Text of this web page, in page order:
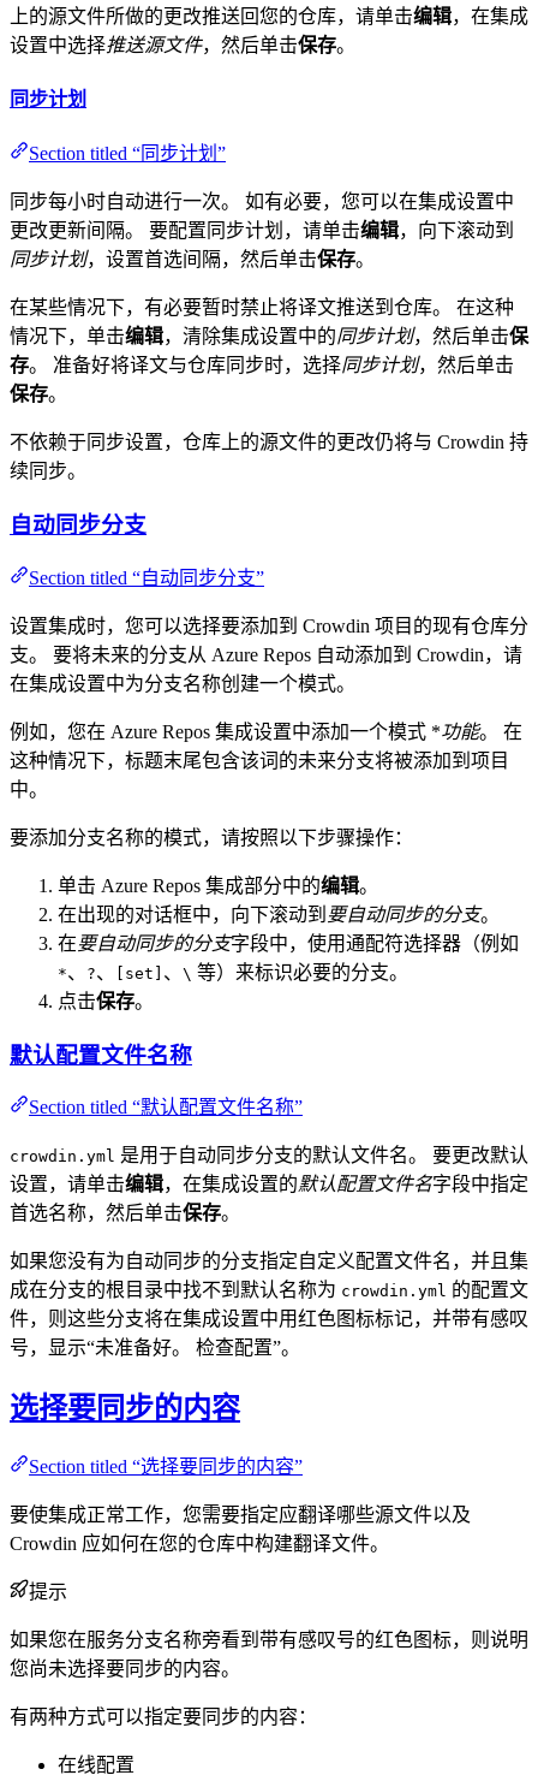
上的源文件所做的更改推送回您的仓库，请单击编辑，在集成
设置中选择推送源文件，然后单击保存。
同步计划
Section titled “同步计划”
同步每小时自动进行一次。 如有必要，您可以在集成设置中
更改更新间隔。 要配置同步计划，请单击编辑，向下滚动到
同步计划，设置首选间隔，然后单击保存。
在某些情况下，有必要暂时禁止将译文推送到仓库。 在这种
情况下，单击编辑，清除集成设置中的同步计划，然后单击保
存。 准备好将译文与仓库同步时，选择同步计划，然后单击
保存。
不依赖于同步设置，仓库上的源文件的更改仍将与 Crowdin 持
续同步。
自动同步分支
Section titled “自动同步分支”
设置集成时，您可以选择要添加到 Crowdin 项目的现有仓库分
支。 要将未来的分支从 Azure Repos 自动添加到 Crowdin，请
在集成设置中为分支名称创建一个模式。
例如，您在 Azure Repos 集成设置中添加一个模式 *功能。 在
这种情况下，标题末尾包含该词的未来分支将被添加到项目
中。
要添加分支名称的模式，请按照以下步骤操作：
单击 Azure Repos 集成部分中的编辑。
在出现的对话框中，向下滚动到 要自动同步的分支。
在要自动同步的分支字段中，使用通配符选择器（例如
*、 ?、 [set] 、 \ 等）来标识必要的分支。
点击保存。
默认配置文件名称
Section titled “默认配置文件名称”
crowdin.yml 是用于自动同步分支的默认文件名。 要更改默认
设置，请单击编辑，在集成设置的默认配置文件名字段中指定
首选名称，然后单击保存。
如果您没有为自动同步的分支指定自定义配置文件名，并且集
成在分支的根目录中找不到默认名称为 crowdin.yml 的配置文
件，则这些分支将在集成设置中用红色图标标记，并带有感叹
号，显示“未准备好。 检查配置”。
选择要同步的内容
Section titled “选择要同步的内容”
要使集成正常工作，您需要指定应翻译哪些源文件以及
Crowdin 应如何在您的仓库中构建翻译文件。
提示
如果您在服务分支名称旁看到带有感叹号的红色图标，则说明
您尚未选择要同步的内容。
有两种方式可以指定要同步的内容：
在线配置